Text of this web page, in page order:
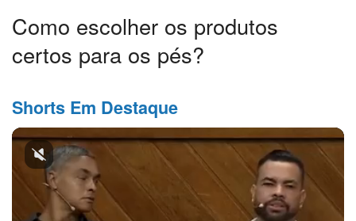
Como escolher os produtos
certos para os pés?
Shorts Em Destaque